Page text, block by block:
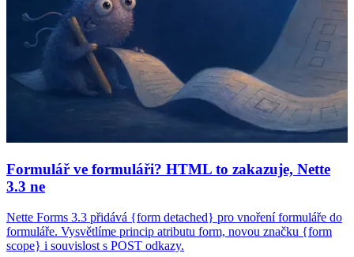
Formulář ve formuláři? HTML to zakazuje, Nette
3.3 ne
Nette Forms 3.3 přidává {form detached} pro vnoření formuláře do
formuláře. Vysvětlíme princip atributu form, novou značku {form
scope} i souvislost s POST odkazy.